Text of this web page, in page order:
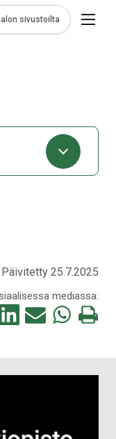
sivustoilta
Päivitetty 25.7.2025
mediassa:
Jaa
Jaa
Jaa
Tulosta